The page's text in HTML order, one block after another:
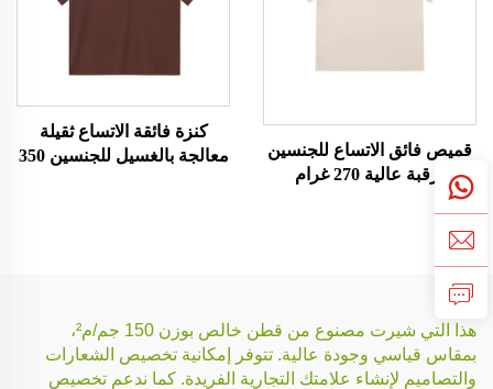
قميص فائق الاتساع للجنسين
برقبة عالية 270 غرام
كنزة فائقة الاتساع ثقيلة
معالجة بالغسيل للجنسين 350
هذا التي شيرت مصنوع من قطن خالص بوزن 150 جم/م²،
بمقاس قياسي وجودة عالية. تتوفر إمكانية تخصيص الشعارات
والتصاميم لإنشاء علامتك التجارية الفريدة. كما ندعم تخصيص